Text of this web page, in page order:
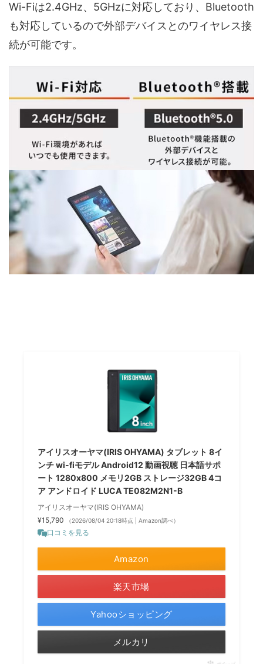
Wi-Fiは2.4GHz、5GHzに対応しており、Bluetooth
も対応しているので外部デバイスとのワイヤレス接
続が可能です。
アイリスオーヤマ(IRIS OHYAMA) タブレット 8イ
ンチ wi-fiモデル Android12 動画視聴 日本語サポ
ート 1280x800 メモリ2GB ストレージ32GB 4コ
ア アンドロイド LUCA TE082M2N1-B
アイリスオーヤマ(IRIS OHYAMA)
¥15,790
（2026/08/04 20:18時点 | Amazon調べ）
口コミを見る
Amazon
楽天市場
Yahooショッピング
メルカリ